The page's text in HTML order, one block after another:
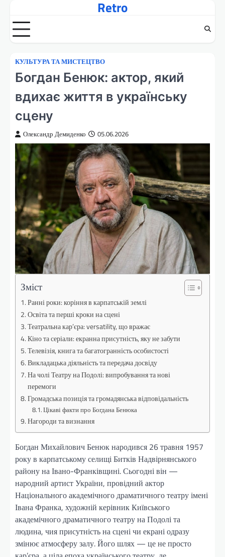
вмісту
Retro
КУЛЬТУРА ТА МИСТЕЦТВО
Богдан Бенюк: актор, який
вдихає життя в українську
сцену
Олександр Демиденко 05.06.2026
Зміст
Ранні роки: коріння в карпатській землі
Освіта та перші кроки на сцені
Театральна кар’єра: versatility, що вражає
Кіно та серіали: екранна присутність, яку не забути
Телевізія, книга та багатогранність особистості
Викладацька діяльність та передача досвіду
На чолі Театру на Подолі: випробування та нові
перемоги
Громадська позиція та громадянська відповідальність
Цікаві факти про Богдана Бенюка
Нагороди та визнання
Богдан Михайлович Бенюк народився 26 травня 1957
року в карпатському селищі Битків Надвірнянського
району на Івано-Франківщині. Сьогодні він —
народний артист України, провідний актор
Національного академічного драматичного театру імені
Івана Франка, художній керівник Київського
академічного драматичного театру на Подолі та
людина, чия присутність на сцені чи екрані одразу
змінює атмосферу залу. Його шлях — це не просто